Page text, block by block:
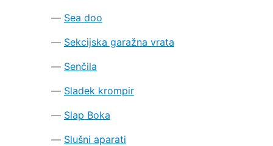
Sea doo
Sekcijska garažna vrata
Senčila
Sladek krompir
Slap Boka
Slušni aparati